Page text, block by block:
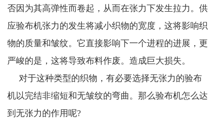
否因为其高弹性而卷起，从而在张力下发生拉力。供
应验布机张力的发生将减小织物的宽度，这将影响织
物的质量和皱纹。它直接影响下一个进程的进展，更
严峻的是，这将导致布料作废。造成巨大损失。
对于这种类型的织物，有必要选择无张力的验布
机以完结非缩短和无皱纹的弯曲。那么验布机怎么达
到无张力的作用呢?